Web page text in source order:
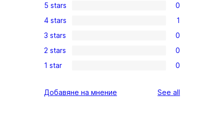
0
5-
star
reviews
5 stars 0
1
4-
star
review
4 stars 1
0
3-
star
3 stars 0
0
2-
reviews
2 stars 0
0
star
1 star 0
Добавяне на мнение See all